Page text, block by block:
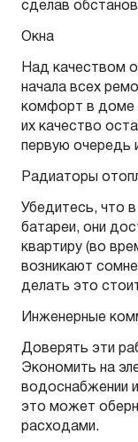
сделав
Окна
Над качеством
начала всех
комфорт в доме
их качество
первую очередь
Радиаторы
Убедитесь, что
батареи, они
квартиру (во
возникают
делать это
Инженерные
Доверять эти
Экономить на
водоснабжении
это может
расходами.